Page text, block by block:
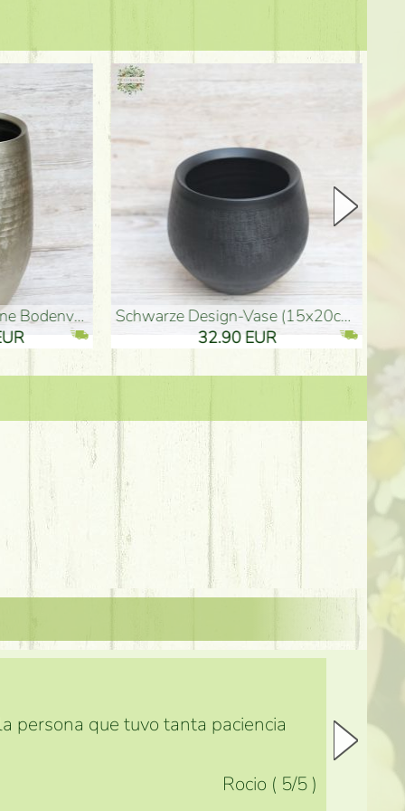
Keramik Vase 35*21cm
61.40 EUR
Holzfigur für Schulabgänger (10
3.80 EUR
persona que tuvo tanta paciencia
Rocio ( 5/5 )